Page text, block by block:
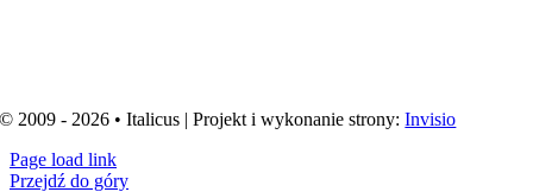
© 2009 - 2026 • Italicus | Projekt i wykonanie strony:Invisio
Page load link
Przejdź do góry